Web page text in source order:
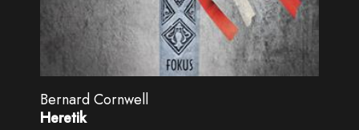
Bernard Cornwell
Heretik